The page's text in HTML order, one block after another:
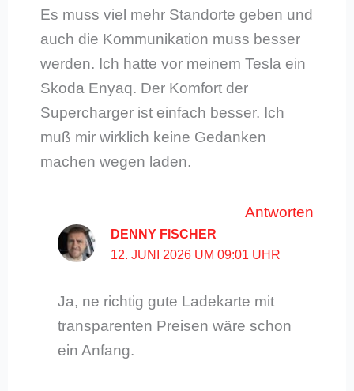
Es muss viel mehr Standorte geben und
auch die Kommunikation muss besser
werden. Ich hatte vor meinem Tesla ein
Skoda Enyaq. Der Komfort der
Supercharger ist einfach besser. Ich
muß mir wirklich keine Gedanken
machen wegen laden.
Antworten
DENNY FISCHER
12. JUNI 2026 UM 09:01 UHR
Ja, ne richtig gute Ladekarte mit
transparenten Preisen wäre schon
ein Anfang.